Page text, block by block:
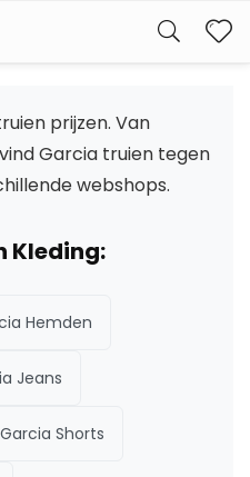
prijzen. Van
Garcia truien tegen
webshops.
Kleding:
Hemden
Jeans
Garcia Shorts